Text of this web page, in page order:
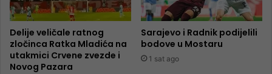
Delije veličale ratnog
zločinca Ratka Mladića na
utakmici Crvene zvezde i
Novog Pazara
Sarajevo i Radnik podijelili
bodove u Mostaru
1 sat ago